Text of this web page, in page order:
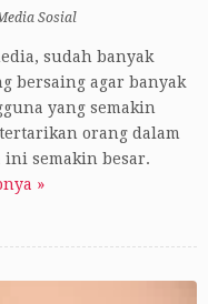
Sosial
sudah banyak
bersaing agar banyak
yang semakin
orang dalam
ini semakin besar.
»